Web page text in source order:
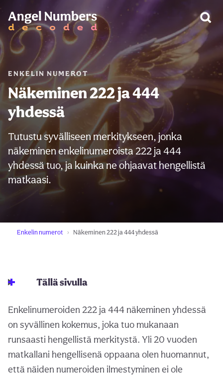
ENKELIN NUMEROT
Näkeminen 222 ja 444
yhdessä
Tutustu syvälliseen merkitykseen, jonka
näkeminen enkelinumeroista 222 ja 444
yhdessä tuo, ja kuinka ne ohjaavat hengellistä
matkaasi.
Enkelin numerot Näkeminen 222 ja 444 yhdessä
Tällä sivulla
Enkelinumeroiden 222 ja 444 näkeminen yhdessä
on syvällinen kokemus, joka tuo mukanaan
runsaasti hengellistä merkitystä. Yli 20 vuoden
matkallani hengellisenä oppaana olen huomannut,
että näiden numeroiden ilmestyminen ei ole
VAROITUS: